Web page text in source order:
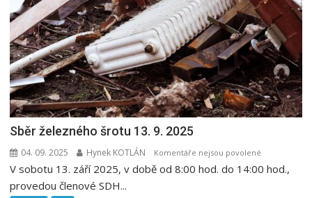
Sběr železného šrotu 13. 9. 2025
04. 09. 2025 Hynek KOTLÁN Komentáře nejsou povolené
textu
V sobotu 13. září 2025, v době od 8:00 hod. do 14:00 hod.,
provedou členové SDH...